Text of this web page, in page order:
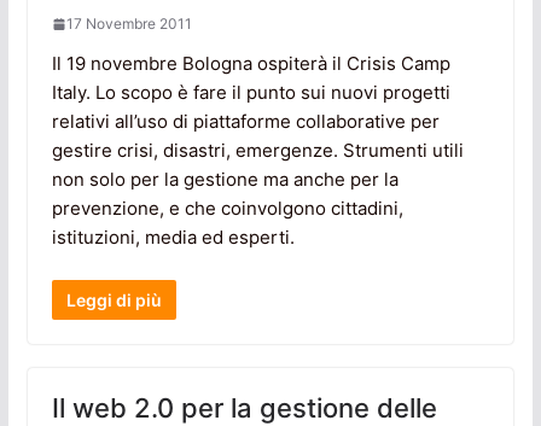
17 Novembre 2011
Il 19 novembre Bologna ospiterà il Crisis Camp
Italy. Lo scopo è fare il punto sui nuovi progetti
relativi all’uso di piattaforme collaborative per
gestire crisi, disastri, emergenze. Strumenti utili
non solo per la gestione ma anche per la
prevenzione, e che coinvolgono cittadini,
istituzioni, media ed esperti.
Leggi di più
Il web 2.0 per la gestione delle